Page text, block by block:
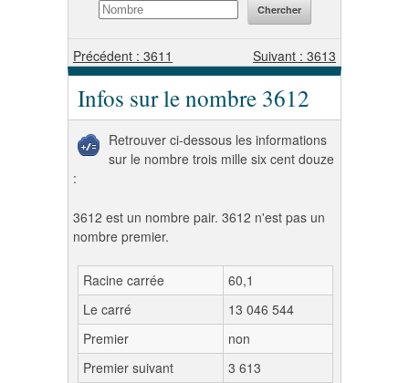
Précédent : 3611 Suivant : 3613
Infos sur le nombre 3612
Retrouver ci-dessous les informations
sur le nombre trois mille six cent douze
:
3612 est un nombre pair. 3612 n'est pas un
nombre premier.
Racine carrée
60,1
Le carré
13 046 544
Premier
non
Premier suivant
3 613